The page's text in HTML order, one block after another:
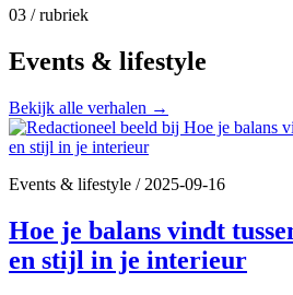
03 / rubriek
Events & lifestyle
Bekijk alle verhalen →
Events & lifestyle /2025-09-16
Hoe je balans vindt
en stijl in je interieur